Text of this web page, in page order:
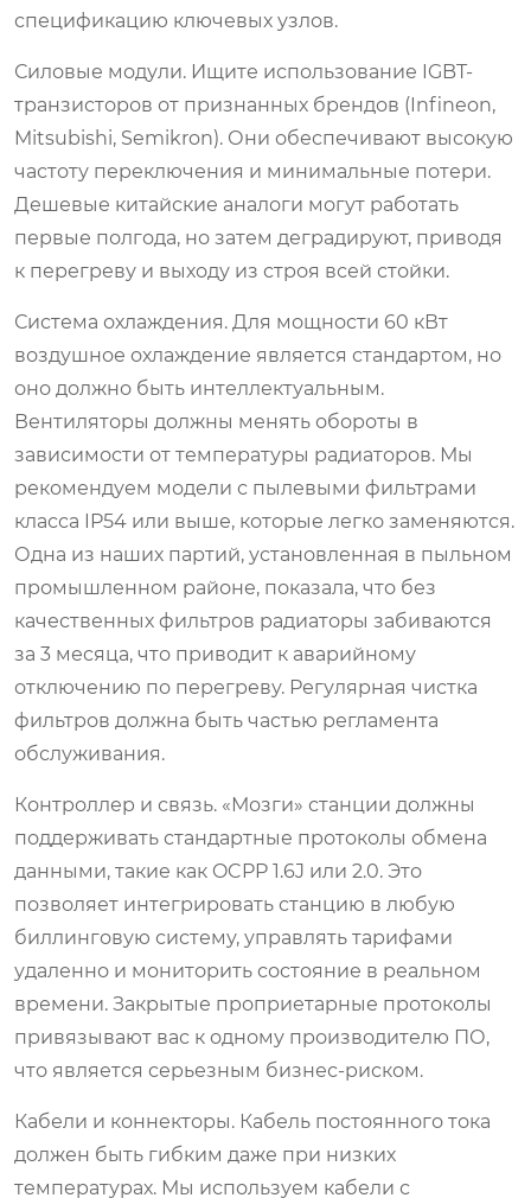
спецификацию ключевых узлов.
Силовые модули. Ищите использование IGBT-
транзисторов от признанных брендов (Infineon,
Mitsubishi, Semikron). Они обеспечивают высокую
частоту переключения и минимальные потери.
Дешевые китайские аналоги могут работать
первые полгода, но затем деградируют, приводя
к перегреву и выходу из строя всей стойки.
Система охлаждения. Для мощности 60 кВт
воздушное охлаждение является стандартом, но
оно должно быть интеллектуальным.
Вентиляторы должны менять обороты в
зависимости от температуры радиаторов. Мы
рекомендуем модели с пылевыми фильтрами
класса IP54 или выше, которые легко заменяются.
Одна из наших партий, установленная в пыльном
промышленном районе, показала, что без
качественных фильтров радиаторы забиваются
за 3 месяца, что приводит к аварийному
отключению по перегреву. Регулярная чистка
фильтров должна быть частью регламента
обслуживания.
Контроллер и связь. «Мозги» станции должны
поддерживать стандартные протоколы обмена
данными, такие как OCPP 1.6J или 2.0. Это
позволяет интегрировать станцию в любую
биллинговую систему, управлять тарифами
удаленно и мониторить состояние в реальном
времени. Закрытые проприетарные протоколы
привязывают вас к одному производителю ПО,
что является серьезным бизнес-риском.
Кабели и коннекторы. Кабель постоянного тока
должен быть гибким даже при низких
температурах. Мы используем кабели с